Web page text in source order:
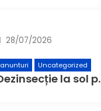
28/07/2026
anunturi Uncategorized
Dezinsecție la sol